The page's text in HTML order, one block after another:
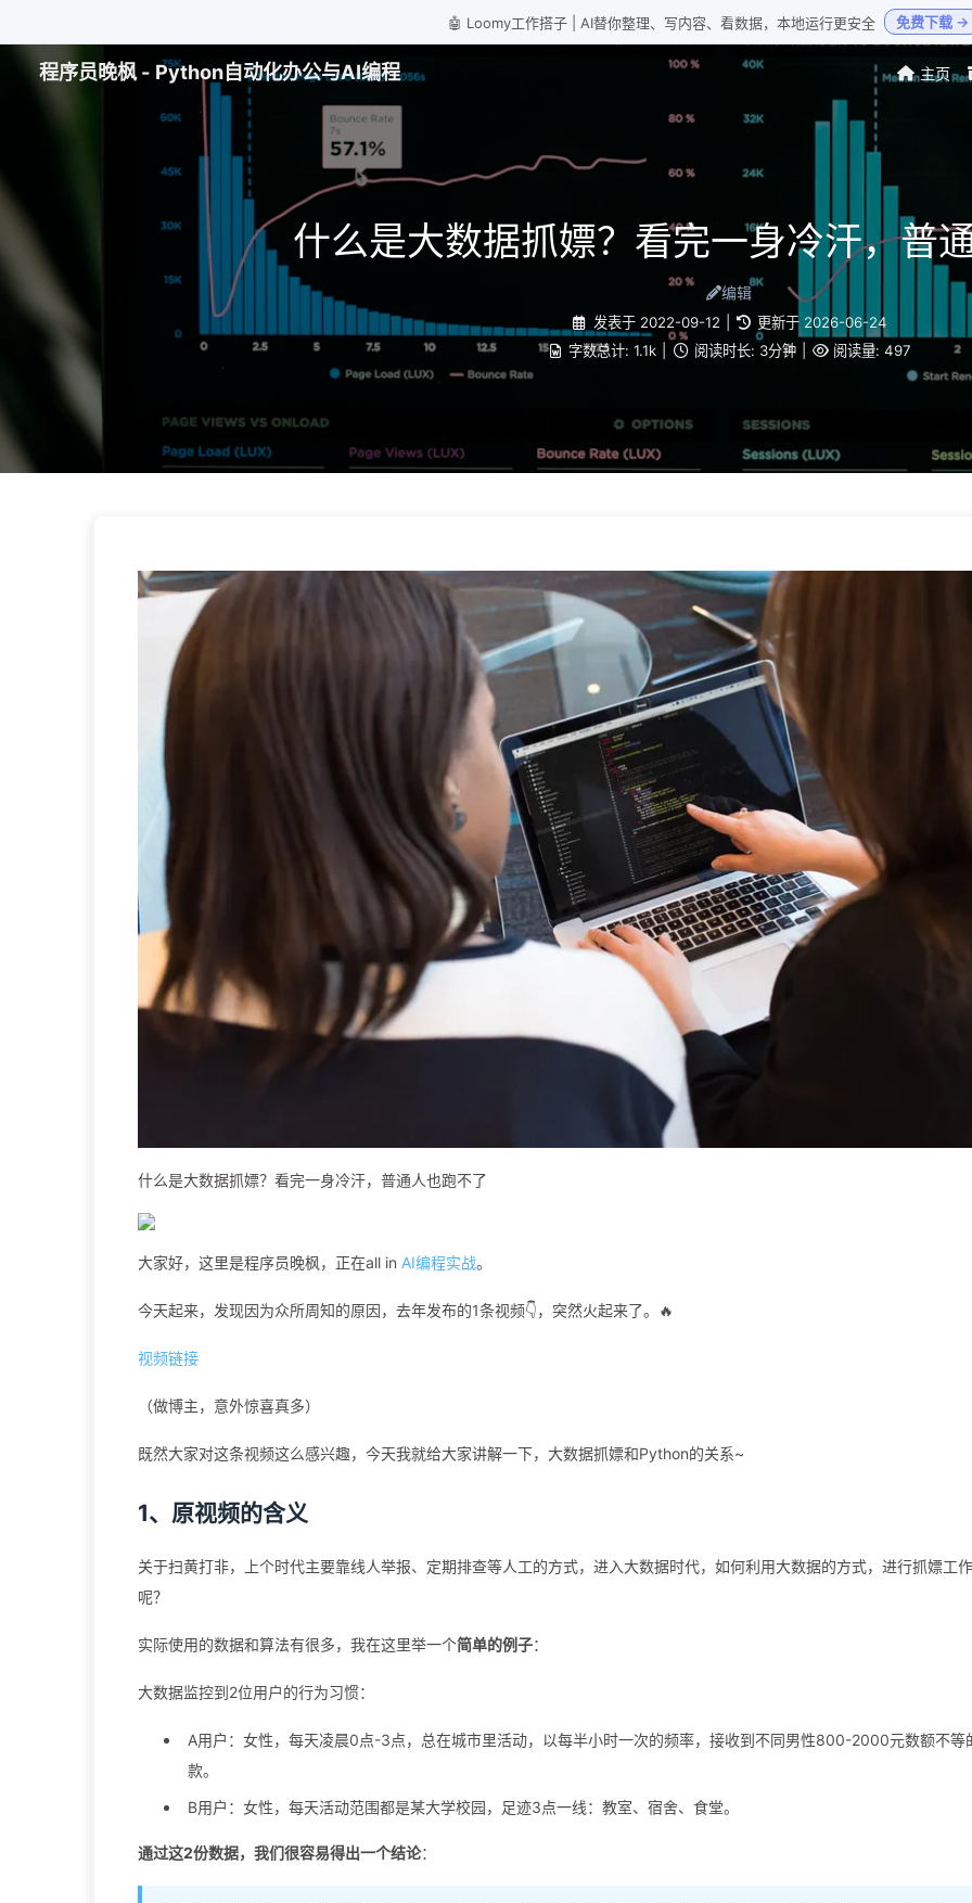
🤖 Loomy工作搭子 | AI替你整理、写内容、看数据，本地运行更安全 免费下载 →
程序员晚枫 - Python自动化办公与AI编程 主页
什么是大数据抓嫖？看完一身冷汗，普
编辑
发表于 2022-09-12 更新于 2026-06-24
字数总计: 1.1k 阅读时长: 3分钟 阅读量: 497
什么是大数据抓嫖？看完一身冷汗，普通人也跑不了
大家好，这里是程序员晚枫，正在all in AI编程实战。
今天起来，发现因为众所周知的原因，去年发布的1条视频👇，突然火起来了。🔥
视频链接
（做博主，意外惊喜真多）
既然大家对这条视频这么感兴趣，今天我就给大家讲解一下，大数据抓嫖和Python的关系~
1、原视频的含义
关于扫黄打非，上个时代主要靠线人举报、定期排查等人工的方式，进入大数据时代，如何利用大数据的方式，进行抓嫖工作
呢？
实际使用的数据和算法有很多，我在这里举一个简单的例子：
大数据监控到2位用户的行为习惯：
A用户：女性，每天凌晨0点-3点，总在城市里活动，以每半小时一次的频率，接收到不同男性800-2000元数额不等
款。
B用户：女性，每天活动范围都是某大学校园，足迹3点一线：教室、宿舍、食堂。
通过这2份数据，我们很容易得出一个结论：